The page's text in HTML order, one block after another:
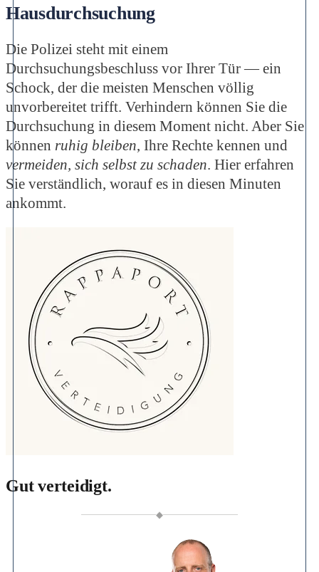
Hausdurchsuchung
Die Polizei steht mit einem
Durchsuchungsbeschluss vor Ihrer Tür — ein
Schock, der die meisten Menschen völlig
unvorbereitet trifft. Verhindern können Sie die
Durchsuchung in diesem Moment nicht. Aber Sie
können ruhig bleiben, Ihre Rechte kennen und
vermeiden, sich selbst zu schaden. Hier erfahren
Sie verständlich, worauf es in diesen Minuten
ankommt.
Gut verteidigt.
◆